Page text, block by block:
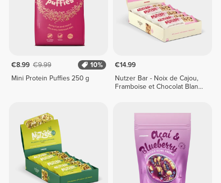
€8.99 €9.99
10%
Mini Protein Puffies 250 g
€14.99
Nutzer Bar - Noix de Cajou,
Framboise et Chocolat Blanc